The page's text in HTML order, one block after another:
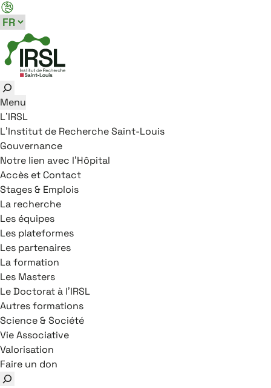
Aller au menu principal
Aller au contenu
Aller au pied de page
Rechercher
Menu
L’IRSL
L’Institut de Recherche Saint-Louis
Gouvernance
Notre lien avec l’Hôpital
Accès et Contact
Stages & Emplois
La recherche
Les équipes
Les plateformes
Les partenaires
La formation
Les Masters
Le Doctorat à l’IRSL
Autres formations
Science & Société
Vie Associative
Valorisation
Faire un don
Rechercher
Panneau de gestion des cookies